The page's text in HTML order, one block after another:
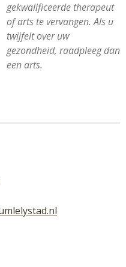
gekwalificeerde therapeut
of arts te vervangen. Als u
twijfelt over uw
gezondheid, raadpleeg dan
een arts.